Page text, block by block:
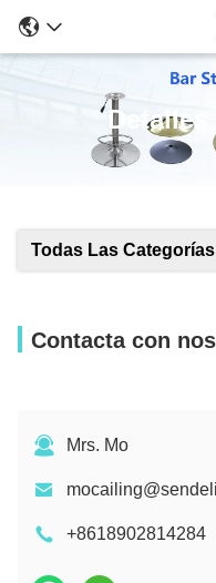
Todas Las Categorías
Contacta con
Mrs. Mo
+8618902814284